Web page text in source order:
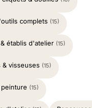
complets (15)
établis d'atelier (15)
& visseuses (15)
(15)